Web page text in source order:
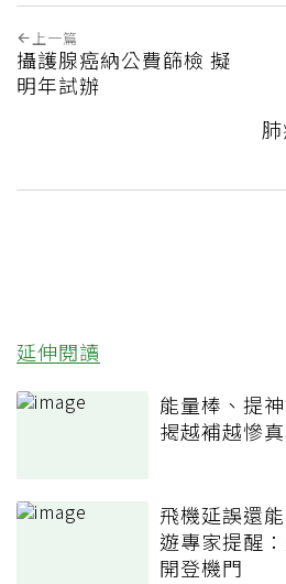
上一篇
攝護腺癌納公費篩檢 擬
明年試辦
延伸閱讀
能量棒、提
揭越補越慘
飛機延誤還
遊專家提醒
開登機門